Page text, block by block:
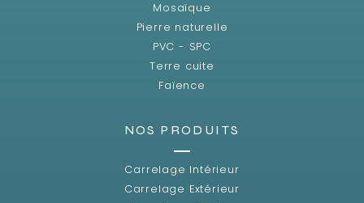
Mosaïque
Pierre naturelle
PVC - SPC
Terre cuite
Faïence
NOS PRODUITS
Carrelage Intérieur
Carrelage Extérieur